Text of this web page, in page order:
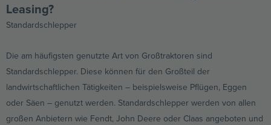
Leasing?
Standardschlepper
Die am häufigsten genutzte Art von Großtraktoren sind
Standardschlepper. Diese können für den Großteil der
landwirtschaftlichen Tätigkeiten – beispielsweise Pflügen, Eggen
oder Säen – genutzt werden. Standardschlepper werden von allen
großen Anbietern wie Fendt, John Deere oder Claas angeboten und